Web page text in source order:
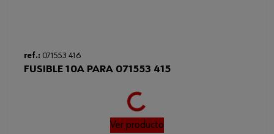
ref.: 071553 416
FUSIBLE 10A PARA 071553 415
Loading...
Ver producto